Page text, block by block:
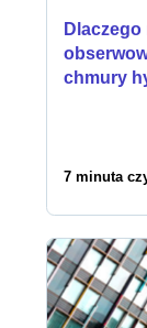
chmury
7 minuta